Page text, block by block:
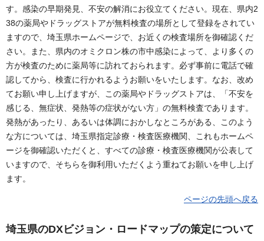
す。感染の早期発見、不安の解消にお役立てください。現在、県内2
38の薬局やドラッグストアが無料検査の場所として登録をされてい
ますので、埼玉県ホームページで、お近くの検査場所を御確認くだ
さい。また、県内のオミクロン株の市中感染によって、より多くの
方が検査のために薬局等に訪れておられます。必ず事前に電話で確
認してから、検査に行かれるようお願いをいたします。なお、改め
てお願い申し上げますが、この薬局やドラッグストアは、「不安を
感じる、無症状、発熱等の症状がない方」の無料検査であります。
発熱があったり、あるいは体調におかしなところがある、このよう
な方については、埼玉県指定診療・検査医療機関、これもホームペ
ージを御確認いただくと、すべての診療・検査医療機関が公表して
いますので、そちらを御利用いただくよう重ねてお願いを申し上げ
ます。
ページの先頭へ戻る
埼玉県のDXビジョン・ロードマップの策定について